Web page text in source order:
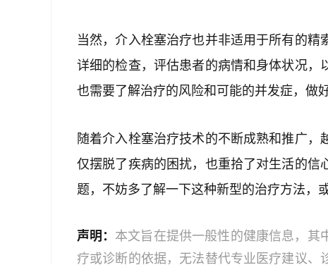
当然，介入栓塞治疗也并非适用于所有的
详细的检查，评估患者的病情和身体状况
也需要了解治疗的风险和可能的并发症，做
随着介入栓塞治疗技术的不断成熟和推广
仅摆脱了疾病的困扰，也重拾了对生活的信
题，不妨多了解一下这种新型的治疗方法，
声明： 本文旨在提供一般性的健康信息，其
疗或诊断的依据，无法替代专业医疗建议